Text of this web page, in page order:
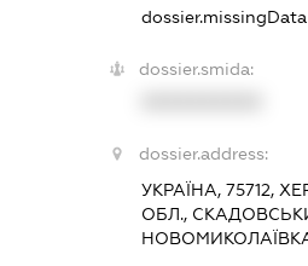
dossier.missingData
dossier.smida:
dossier.address:
УКРАЇНА, 75712,
ОБЛ.,